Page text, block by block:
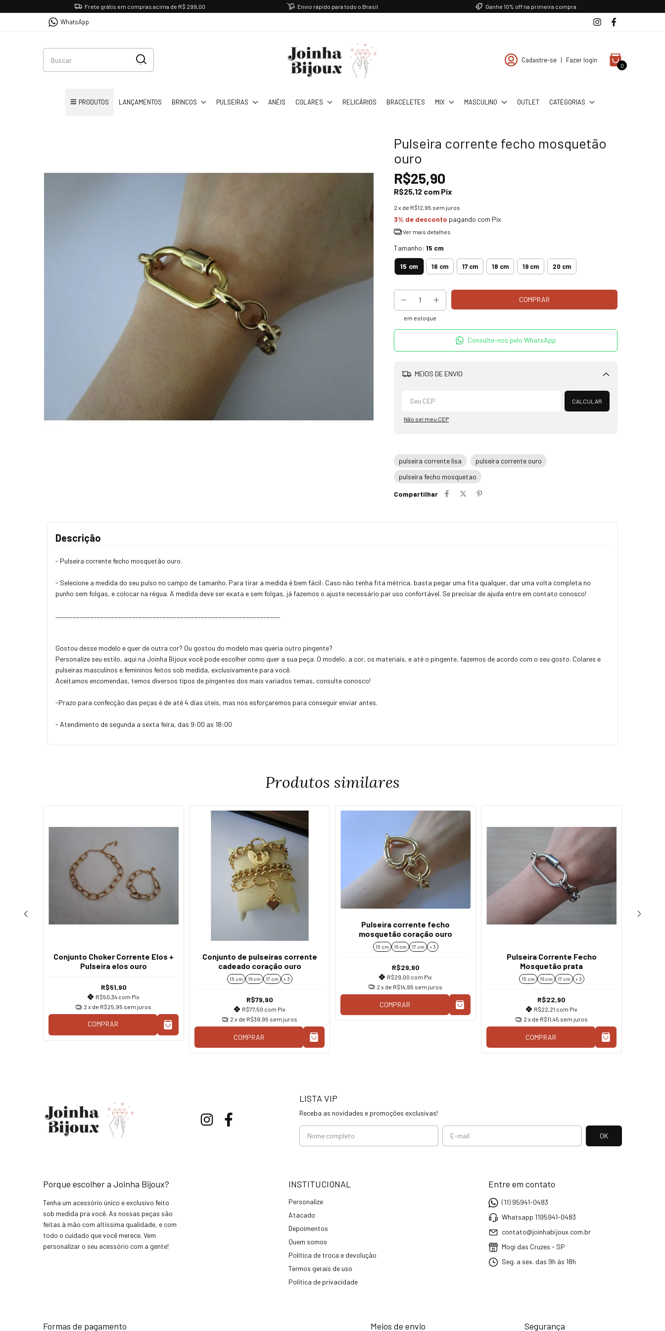
Frete grátis em compras acima de R$ 299,00 Envio rápido para todo o Brasil Ganhe 10% off na primeira compra
WhatsApp
Cadastre-se | Fazer login
0
PRODUTOS LANÇAMENTOS BRINCOS PULSEIRAS ANÉIS COLARES RELICÁRIOS BRACELETES MIX MASCULINO OUTLET CATEGORIAS
Pulseira corrente fecho mosquetão
ouro
R$25,90
R$25,12 com Pix
2 x de R$12,95 sem juros
3% de desconto pagando com Pix
Ver mais detalhes
Tamanho: 15 cm
15 cm 16 cm 17 cm 18 cm 19 cm 20 cm
em estoque
Consulte-nos pelo WhatsApp
MEIOS DE ENVIO
Alterar CEP
CALCULAR
Não sei meu CEP
pulseira corrente lisa
pulseira corrente ouro
pulseira fecho mosquetao
Compartilhar
Descrição
- Pulseira corrente fecho mosquetão ouro.
- Selecione a medida do seu pulso no campo de tamanho. Para tirar a medida é bem fácil: Caso não tenha fita métrica, basta pegar uma fita qualquer, dar uma volta completa no
punho sem folgas, e colocar na régua. A medida deve ser exata e sem folgas, já fazemos o ajuste necessário par uso confortável. Se precisar de ajuda entre em contato conosco!
Gostou desse modelo e quer de outra cor? Ou gostou do modelo mas queria outro pingente?
Personalize seu estilo, aqui na Joinha Bijoux você pode escolher como quer a sua peça. O modelo, a cor, os materiais, e até o pingente, fazemos de acordo com o seu gosto. Colares e
pulseiras masculinos e femininos feitos sob medida, exclusivamente para você.
Aceitamos encomendas, temos diversos tipos de pingentes dos mais variados temas, consulte conosco!
-Prazo para confecção das peças é de até 4 dias úteis, mas nos esforçaremos para conseguir enviar antes.
- Atendimento de segunda a sexta feira, das 9:00 as 18:00
Produtos similares
Conjunto Choker Corrente Elos +
Pulseira elos ouro
R$51,90
R$50,34 com Pix
2 x de R$25,95 sem juros
COMPRAR
Conjunto de pulseiras corrente
cadeado coração ouro
15 cm 16 cm 17 cm + 3
R$79,90
R$77,50 com Pix
2 x de R$39,95 sem juros
COMPRAR
Pulseira corrente fecho
mosquetão coração ouro
15 cm 16 cm 17 cm + 3
R$29,90
R$29,00 com Pix
2 x de R$14,95 sem juros
COMPRAR
Pulseira Corrente Fecho
Mosquetão prata
15 cm 16 cm 17 cm + 3
R$22,90
R$22,21 com Pix
2 x de R$11,45 sem juros
COMPRAR
LISTA VIP
Receba as novidades e promoções exclusivas!
Porque escolher a Joinha Bijoux?
Tenha um acessório único e exclusivo feito
sob medida pra você. As nossas peças são
feitas à mão com altíssima qualidade, e com
todo o cuidado que você merece. Vem
personalizar o seu acessório com a gente!
INSTITUCIONAL
Personalize
Atacado
Depoimentos
Quem somos
Política de troca e devolução
Termos gerais de uso
Política de privacidade
Entre em contato
(11) 95941-0483
Whatsapp 1195941-0483
contato@joinhabijoux.com.br
Mogi das Cruzes - SP
Seg. a sex. das 9h às 18h
Formas de pagamento Meios de envio Segurança